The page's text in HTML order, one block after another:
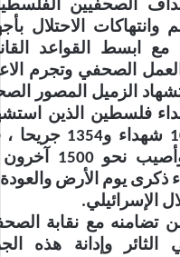
الصحفيين
الاحتلال
ابسط القواعد
الصحفي وتجرم
الزميل المصور
فلسطين الذين
على يد المحتلين والبالغ عددهم 10
استشهد قبل ذلك 21 فلسطينياً
ذكرى يوم الأرض
الإسرائيلي.
تضامنه مع نقابة
وإدانة هذه